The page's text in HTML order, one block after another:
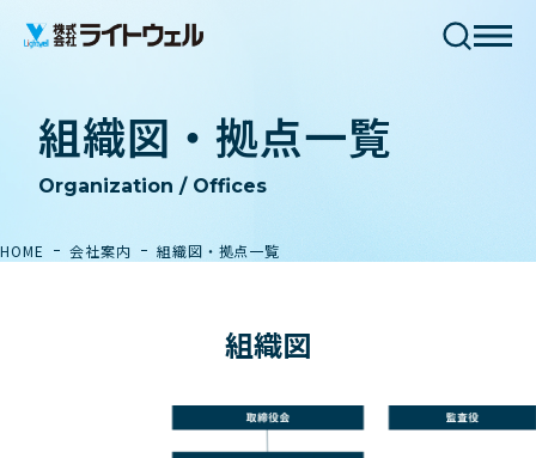
組織図・拠点一覧
Organization / Offices
HOME 会社案内 組織図・拠点一覧
組織図